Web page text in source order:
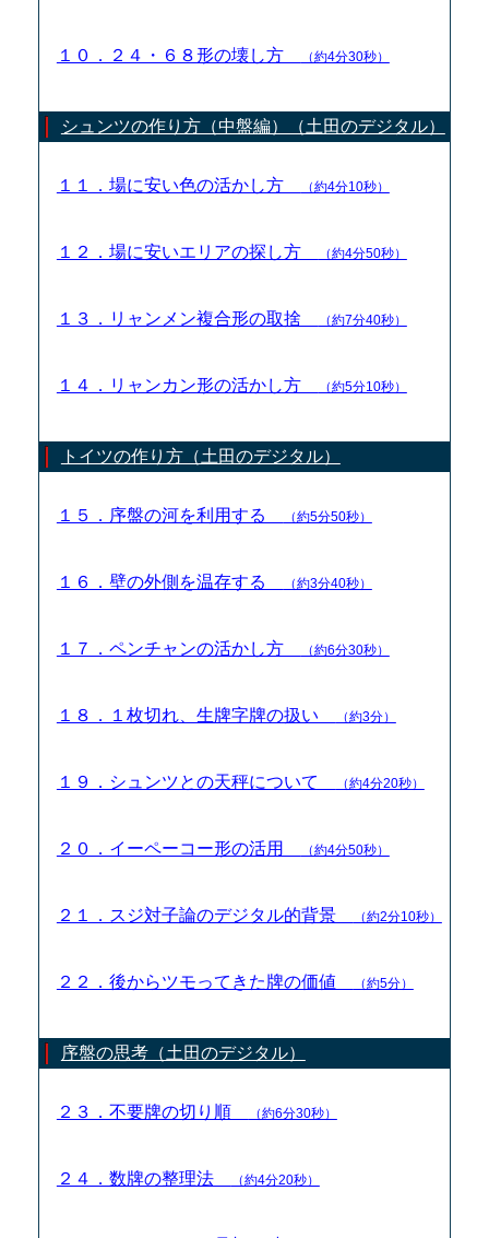
１０．２４・６８形の壊し方 （約4分30秒）
シュンツの作り方（中盤編）（土田のデジタル）
１１．場に安い色の活かし方 （約4分10秒）
１２．場に安いエリアの探し方 （約4分50秒）
１３．リャンメン複合形の取捨 （約7分40秒）
１４．リャンカン形の活かし方 （約5分10秒）
トイツの作り方（土田のデジタル）
１５．序盤の河を利用する （約5分50秒）
１６．壁の外側を温存する （約3分40秒）
１７．ペンチャンの活かし方 （約6分30秒）
１８．１枚切れ、生牌字牌の扱い （約3分）
１９．シュンツとの天秤について （約4分20秒）
２０．イーペーコー形の活用 （約4分50秒）
２１．スジ対子論のデジタル的背景 （約2分10秒）
２２．後からツモってきた牌の価値 （約5分）
序盤の思考（土田のデジタル）
２３．不要牌の切り順 （約6分30秒）
２４．数牌の整理法 （約4分20秒）